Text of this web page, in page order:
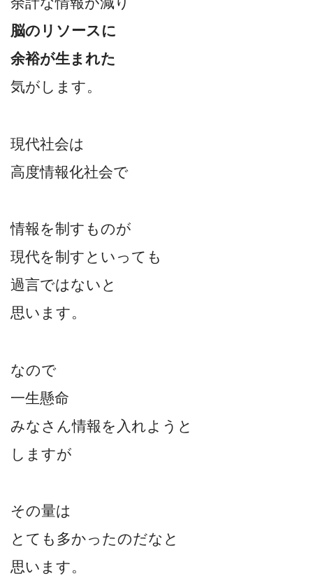
脳のリソースに
余裕が生まれた
気がします。
現代社会は
高度情報化社会で
情報を制すものが
現代を制すといっても
過言ではないと
思います。
なので
一生懸命
みなさん情報を入れようと
しますが
その量は
とても多かったのだなと
思います。